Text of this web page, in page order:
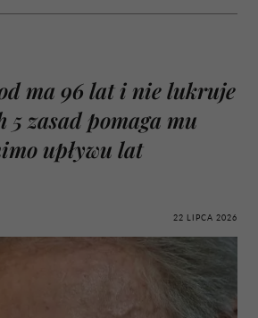
ma 96 lat i nie lukruje
5 zasad pomaga mu
upływu lat
22 LIPCA 2026